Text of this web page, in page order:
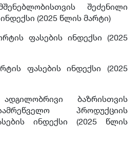
შეძენილი
(2025 წლის მარტი)
ფასების ინდექსი (2025
ფასების ინდექსი (2025
ბაზრისთვის
პროდუქციის
ინდექსი (2025 წლის